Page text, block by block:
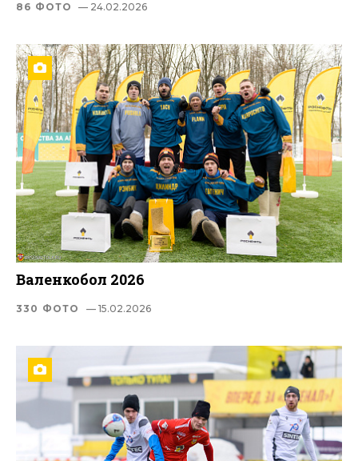
86 ФОТО — 24.02.2026
Валенкобол 2026
330 ФОТО — 15.02.2026